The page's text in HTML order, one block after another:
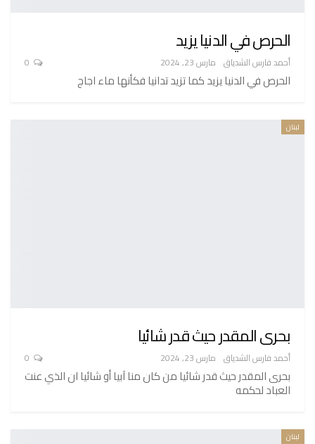
الحرص في الدنيا يزيد
أحمد فارس الشدياق مارس 23, 2024
الحرص في الدنيا يزيد كما تزيد تدانيا فكأنها ماء اجاج
لبنان
بحرى المقدر حيث قدر شائيا
أحمد فارس الشدياق مارس 23, 2024
بحرى المقدر حيث قدر شائيا من كان منا آبيا أو شائيا ان الذي عنت
العباد لحكمه
لبنان